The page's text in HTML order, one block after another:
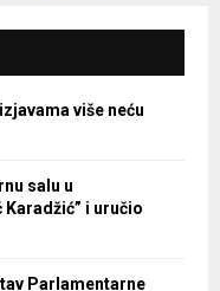
više neću
salu u
i uručio
Parlamentarne